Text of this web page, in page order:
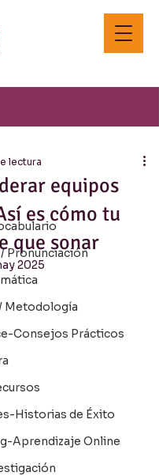
Pronunciación
Metodología
Consejos Prácticos
Historias de Éxito
Aprendizaje Online
equipos
es cómo tu
que sonar
lectura
2025